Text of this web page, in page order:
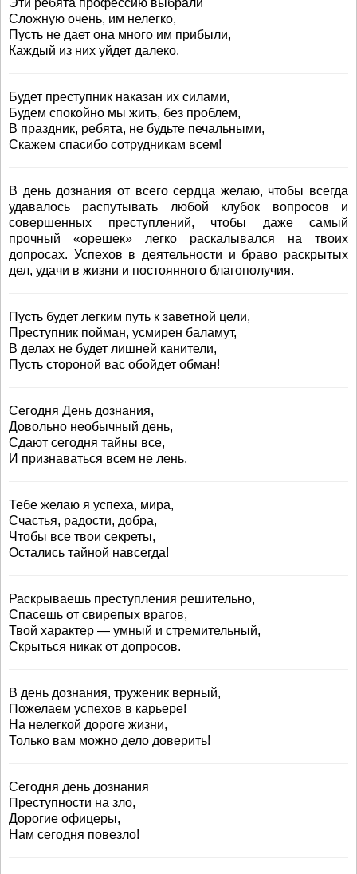
Эти ребята профессию выбрали
Сложную очень, им нелегко,
Пусть не дает она много им прибыли,
Каждый из них уйдет далеко.
Будет преступник наказан их силами,
Будем спокойно мы жить, без проблем,
В праздник, ребята, не будьте печальными,
Скажем спасибо сотрудникам всем!
В день дознания от всего сердца желаю, чтобы всегда
удавалось распутывать любой клубок вопросов и
совершенных преступлений, чтобы даже самый
прочный «орешек» легко раскалывался на твоих
допросах. Успехов в деятельности и браво раскрытых
дел, удачи в жизни и постоянного благополучия.
Пусть будет легким путь к заветной цели,
Преступник пойман, усмирен баламут,
В делах не будет лишней канители,
Пусть стороной вас обойдет обман!
Сегодня День дознания,
Довольно необычный день,
Сдают сегодня тайны все,
И признаваться всем не лень.
Тебе желаю я успеха, мира,
Счастья, радости, добра,
Чтобы все твои секреты,
Остались тайной навсегда!
Раскрываешь преступления решительно,
Спасешь от свирепых врагов,
Твой характер — умный и стремительный,
Скрыться никак от допросов.
В день дознания, труженик верный,
Пожелаем успехов в карьере!
На нелегкой дороге жизни,
Только вам можно дело доверить!
Сегодня день дознания
Преступности на зло,
Дорогие офицеры,
Нам сегодня повезло!